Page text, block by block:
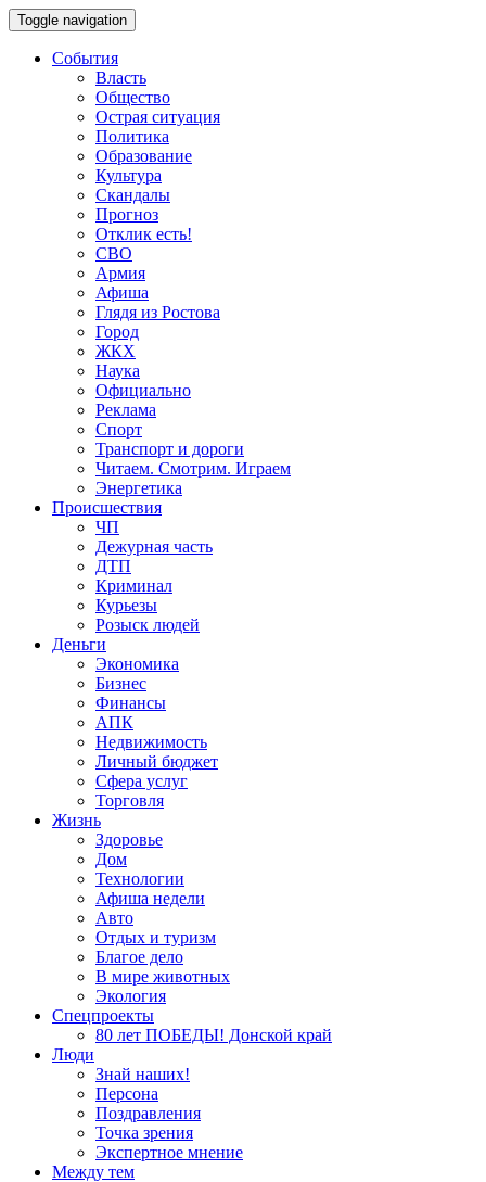
Toggle navigation
События
Власть
Общество
Острая ситуация
Политика
Образование
Культура
Скандалы
Прогноз
Отклик есть!
СВО
Армия
Афиша
Глядя из Ростова
Город
ЖКХ
Наука
Официально
Реклама
Спорт
Транспорт и дороги
Читаем. Смотрим. Играем
Энергетика
Происшествия
ЧП
Дежурная часть
ДТП
Криминал
Курьезы
Розыск людей
Деньги
Экономика
Бизнес
Финансы
АПК
Недвижимость
Личный бюджет
Сфера услуг
Торговля
Жизнь
Здоровье
Дом
Технологии
Афиша недели
Авто
Отдых и туризм
Благое дело
В мире животных
Экология
Спецпроекты
80 лет ПОБЕДЫ! Донской край
Люди
Знай наших!
Персона
Поздравления
Точка зрения
Экспертное мнение
Между тем